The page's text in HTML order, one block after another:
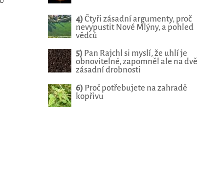
4) Čtyři zásadní argumenty, proč
nevypustit Nové Mlýny, a pohled
vědců
5) Pan Rajchl si myslí, že uhlí je
obnovitelné, zapomněl ale na dvě
zásadní drobnosti
6) Proč potřebujete na zahradě
kopřivu